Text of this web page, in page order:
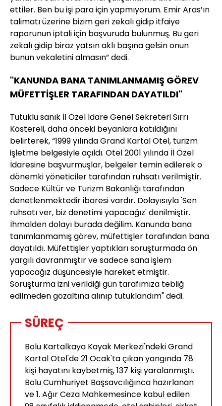
ettiler. Ben bu işi para için yapmıyorum. Emir Aras’ın
talimatı üzerine bizim geri zekalı gidip itfaiye
raporunun iptali için başvuruda bulunmuş. Bu geri
zekalı gidip biraz yatsın aklı başına gelsin onun
bunun vekaletini almasın” dedi.
"KANUNDA BANA TANIMLANMAMIŞ GÖREV
MÜFETTİŞLER TARAFINDAN DAYATILDI"
Tutuklu sanık İl Özel İdare Genel Sekreteri Sırrı
Köstereli, daha önceki beyanlara katıldığını
belirterek, “1999 yılında Grand Kartal Otel, turizm
işletme belgesiyle açıldı. Otel 2001 yılında İl Özel
İdaresine başvurmuşlar, belgeler temin edilerek o
dönemki yöneticiler tarafından ruhsatı verilmiştir.
Sadece Kültür ve Turizm Bakanlığı tarafından
denetlenmektedir ibaresi vardır. Dolayısıyla 'Sen
ruhsatı ver, biz denetimi yapacağız' denilmiştir.
İhmalden dolayı burada değilim. Kanunda bana
tanımlanmamış görev, müfettişler tarafından bana
dayatıldı. Müfettişler yaptıkları soruşturmada ön
yargılı davranmıştır ve sadece sana işlem
yapacağız düşüncesiyle hareket etmiştir.
Soruşturma izni verildiği gün tarafımıza tebliğ
edilmeden gözaltına alınıp tutuklandım" dedi.
SÜREÇ
Bolu Kartalkaya Kayak Merkezi'ndeki Grand
Kartal Otel'de 21 Ocak'ta çıkan yangında 78
kişi hayatını kaybetmiş, 137 kişi yaralanmıştı.
Bolu Cumhuriyet Başsavcılığınca hazırlanan
ve 1. Ağır Ceza Mahkemesince kabul edilen